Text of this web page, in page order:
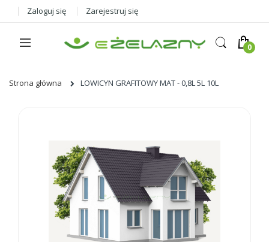
Zaloguj się Zarejestruj się
Strona główna LOWICYN GRAFITOWY MAT - 0,8L 5L 10L